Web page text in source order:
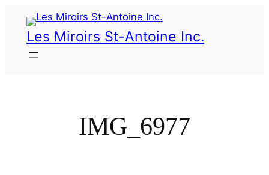
Les Miroirs St-Antoine Inc.
IMG_6977